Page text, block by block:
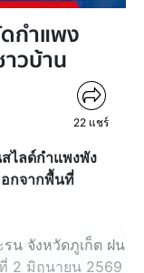
กำแพง
วบ้าน
22 แชร์
ไลด์กำแพงพัง
กจากพื้นที่
น จังหวัดภูเก็ต ฝน
2 มิถุนายน 2569